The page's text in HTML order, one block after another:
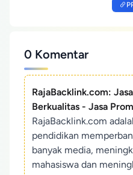
0 Komentar
RajaBacklink.com:
Berkualitas - Jasa
RajaBacklink.com
pendidikan
banyak media,
mahasiswa dan